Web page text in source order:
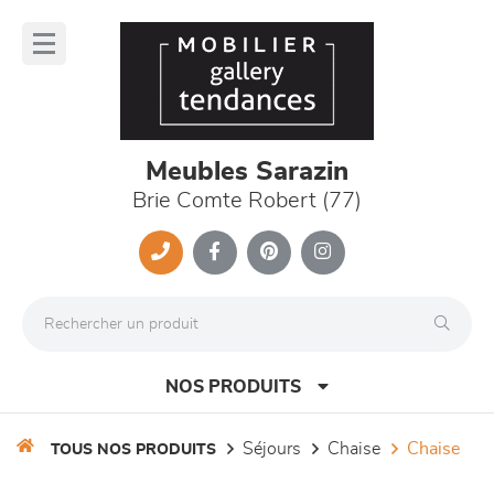
Meubles Sarazin
Brie Comte Robert (77)
NOS PRODUITS
TOUS NOS PRODUITS séjours chaise chaise